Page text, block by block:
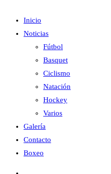
Inicio
Noticias
Fútbol
Basquet
Ciclismo
Natación
Hockey
Varios
Galería
Contacto
Boxeo